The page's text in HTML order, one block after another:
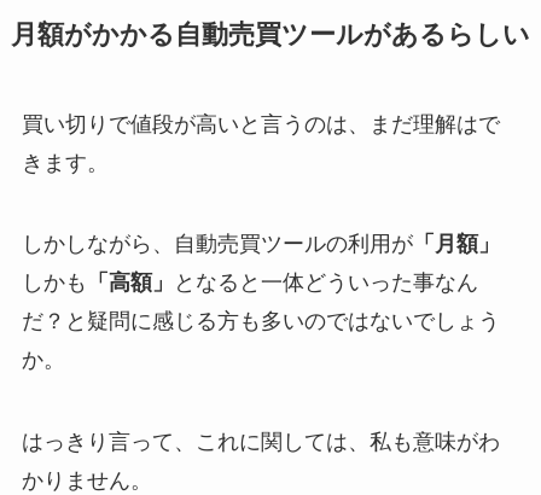
月額がかかる自動売買ツールがあるらしい
買い切りで値段が高いと言うのは、まだ理解はで
きます。
しかしながら、自動売買ツールの利用が「月額」
しかも
「高額」
となると一体どういった事なん
だ？と疑問に感じる方も多いのではないでしょう
か。
はっきり言って、これに関しては、私も意味がわ
かりません。